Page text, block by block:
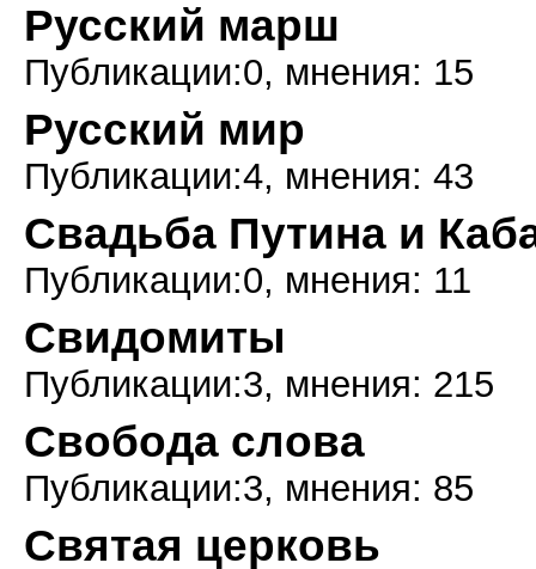
Русский марш
Публикации:0, мнения: 15
Русский мир
Публикации:4, мнения: 43
Свадьба Путина и
Публикации:0, мнения: 11
Свидомиты
Публикации:3, мнения: 215
Свобода слова
Публикации:3, мнения: 85
Святая церковь